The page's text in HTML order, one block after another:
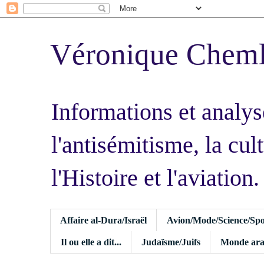
Véronique
Informations et
l'antisémitisme, la
l'Histoire et l'aviation.
Affaire al-Dura/Israël Avion/Mode/Science/
Il ou elle a dit... Judaïsme/Juifs Monde